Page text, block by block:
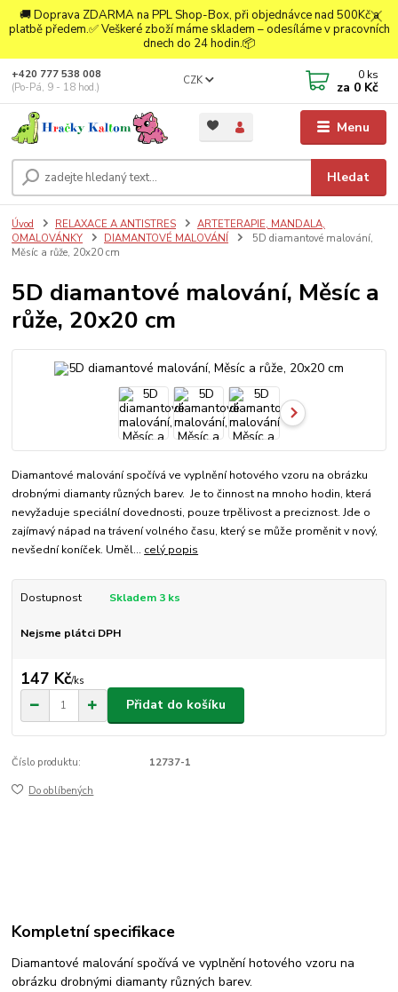
🚚 Doprava ZDARMA na PPL Shop-Box, při objednávce nad 500Kč a
platbě předem.✅ Veškeré zboží máme skladem – odesíláme v pracovních
dnech do 24 hodin.📦
Menu
CZK
Hledat
+420 777 538 008
(Po-Pá, 9 - 18 hod.)
0 ks
za 0 Kč
Úvod RELAXACE A ANTISTRES
ARTETERAPIE, MANDALA,
OMALOVÁNKY
DIAMANTOVÉ MALOVÁNÍ
5D diamantové malování,
Měsíc a růže, 20x20 cm
5D diamantové malování, Měsíc a
růže, 20x20 cm
Diamantové malování spočívá ve vyplnění hotového vzoru na obrázku
drobnými diamanty různých barev. Je to činnost na mnoho hodin, která
nevyžaduje speciální dovednosti, pouze trpělivost a preciznost. Jde o
zajímavý nápad na trávení volného času, který se může proměnit v nový,
nevšední koníček. Uměl... celý popis
Dostupnost Skladem 3 ks
Nejsme plátci DPH
147 Kč/ks
Přidat do košíku
Číslo produktu: 12737-1
Do oblíbených
Kompletní specifikace
Diamantové malování spočívá ve vyplnění hotového vzoru na
obrázku drobnými diamanty různých barev.